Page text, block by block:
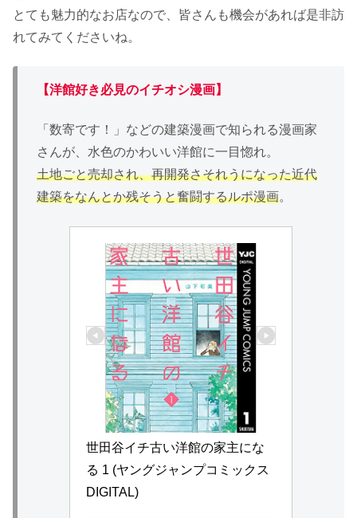
とても魅力的なお店なので、皆さんも機会があれば是非訪
れてみてくださいね。
【洋館好き必見のイチオシ漫画】
「数寄です！」などの建築漫画で知られる漫画家
さんが、水色のかわいい洋館に一目惚れ。
土地ごと売却され、再開発さそれうになった近代
建築をなんとか残そうと奮闘するルポ漫画。
世田谷イチ古い洋館の家主にな
る 1 (ヤングジャンプコミックス
DIGITAL)